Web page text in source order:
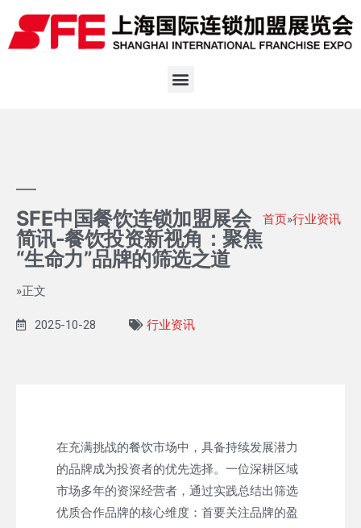
SFE中国餐饮连锁加盟展会
简讯-餐饮投资新视角：聚焦
“生命力”品牌的筛选之道
首页»行业资讯
»正文
2025-10-28 行业资讯
在充满挑战的餐饮市场中，具备持续发展潜力
的品牌成为投资者的优先选择。一位深耕区域
市场多年的资深经营者，通过实践总结出筛选
优质合作品牌的核心维度：首要关注品牌的盈